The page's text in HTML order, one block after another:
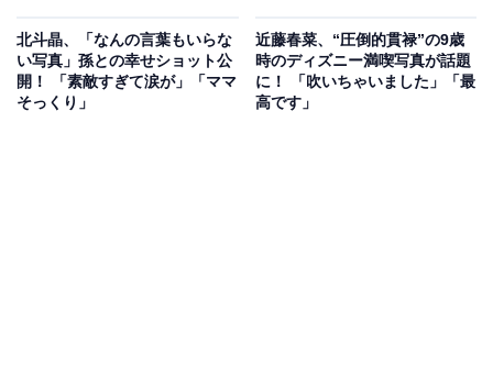
北斗晶、「なんの言葉もいらな
い写真」孫との幸せショット公
開！ 「素敵すぎて涙が」「ママ
そっくり」
近藤春菜、“圧倒的貫禄”の9歳
時のディズニー満喫写真が話題
に！ 「吹いちゃいました」「最
高です」